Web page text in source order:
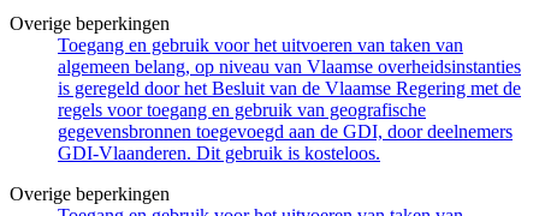
Overige beperkingen
Toegang en gebruik voor het uitvoeren van taken van
algemeen belang, op niveau van Vlaamse overheidsinstanties
is geregeld door het Besluit van de Vlaamse Regering met de
regels voor toegang en gebruik van geografische
gegevensbronnen toegevoegd aan de GDI, door deelnemers
GDI-Vlaanderen. Dit gebruik is kosteloos.
Overige beperkingen